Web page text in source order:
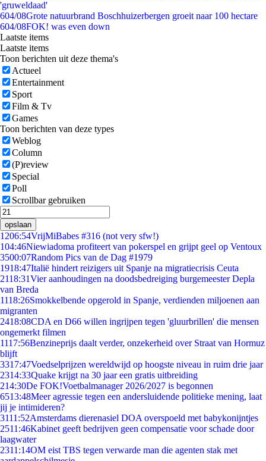
'gruweldaad'
604/08Grote natuurbrand Boschhuizerbergen groeit naar 100 hectare
604/08FOK! was even down
Laatste items
Laatste items
Toon berichten uit deze thema's
Actueel
Entertainment
Sport
Film & Tv
Games
Toon berichten van deze types
Weblog
Column
(P)review
Special
Poll
Scrollbar gebruiken
opslaan
1206:54VrijMiBabes #316 (not very sfw!)
104:46Niewiadoma profiteert van pokerspel en grijpt geel op Ventoux
3500:07Random Pics van de Dag #1979
1918:47Italië hindert reizigers uit Spanje na migratiecrisis Ceuta
2118:31Vier aanhoudingen na doodsbedreiging burgemeester Depla
van Breda
1118:26Smokkelbende opgerold in Spanje, verdienden miljoenen aan
migranten
2418:08CDA en D66 willen ingrijpen tegen 'gluurbrillen' die mensen
ongemerkt filmen
1117:56Benzineprijs daalt verder, onzekerheid over Straat van Hormuz
blijft
3317:47Voedselprijzen wereldwijd op hoogste niveau in ruim drie jaar
2314:33Quake krijgt na 30 jaar een gratis uitbreiding
214:30De FOK!Voetbalmanager 2026/2027 is begonnen
6513:48Meer agressie tegen een andersluidende politieke mening, laat
jij je intimideren?
3111:52Amsterdams dierenasiel DOA overspoeld met babykonijntjes
2511:46Kabinet geeft bedrijven geen compensatie voor schade door
laagwater
2311:14OM eist TBS tegen verwarde man die agenten stak met